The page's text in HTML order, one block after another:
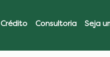
Crédito Consultoria Seja